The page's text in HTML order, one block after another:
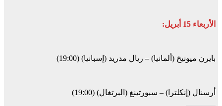
الأربعاء 15 أبريل:
بايرن ميونيخ (ألمانيا) – ريال مدريد (إسبانيا) (19:00)
أرسنال (إنكلترا) – سبورتينغ (البرتغال) (19:00)